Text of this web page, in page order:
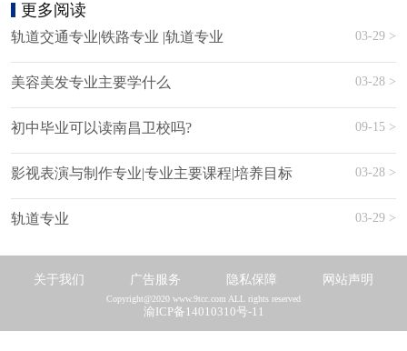
更多阅读
轨道交通专业|铁路专业 |轨道专业 03-29 >
美容美发专业主要学什么 03-28 >
初中毕业可以读南昌卫校吗? 09-15 >
影视表演与制作专业|专业主要课程|培养目标 03-28 >
轨道专业 03-29 >
关于我们 广告服务 隐私保障 网站声明
Copyright@2020 www.9tcc.com ALL rights reserved
渝ICP备14010310号-11